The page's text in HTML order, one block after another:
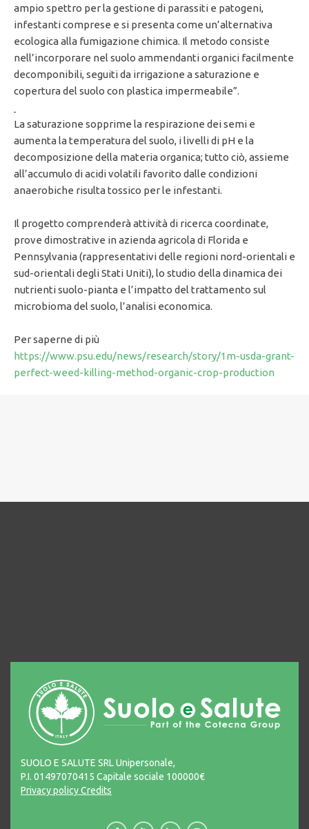
ampio spettro per la gestione di parassiti e patogeni,
infestanti comprese e si presenta come un’alternativa
ecologica alla fumigazione chimica. Il metodo consiste
nell’incorporare nel suolo ammendanti organici facilmente
decomponibili, seguiti da irrigazione a saturazione e
copertura del suolo con plastica impermeabile”.
La saturazione sopprime la respirazione dei semi e
aumenta la temperatura del suolo, i livelli di pH e la
decomposizione della materia organica; tutto ciò, assieme
all’accumulo di acidi volatili favorito dalle condizioni
anaerobiche risulta tossico per le infestanti.
Il progetto comprenderà attività di ricerca coordinate,
prove dimostrative in azienda agricola di Florida e
Pennsylvania (rappresentativi delle regioni nord-orientali e
sud-orientali degli Stati Uniti), lo studio della dinamica dei
nutrienti suolo-pianta e l’impatto del trattamento sul
microbioma del suolo, l’analisi economica.
Per saperne di più
https://www.psu.edu/news/research/story/1m-usda-grant-
perfect-weed-killing-method-organic-crop-production
SUOLO E SALUTE SRL Unipersonale,
P.I. 01497070415 Capitale sociale 100000€
Privacy policyCredits